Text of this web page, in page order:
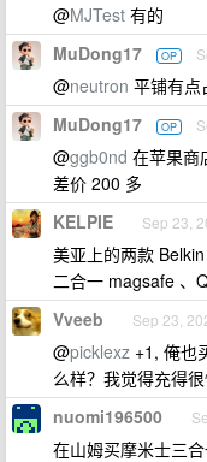
@MJTest 有的
MuDong17 OP
@neutron 平铺有点
MuDong17 OP
@ggb0nd 在苹果商
差价 200 多
KELPIE Sep 23,
美亚上的两款
二合一 magsafe 、
Vveeb Sep 23,
@picklexz +1, 俺也
么样？我觉得充得
nuomi196500
在山姆买摩米士三